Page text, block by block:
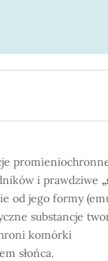
i prawdziwe
od jego formy
substancje
komórki
słońca.